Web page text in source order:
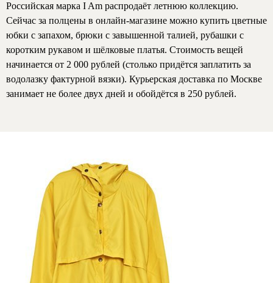
Российская марка I Am распродаёт летнюю коллекцию.
Сейчас за полцены в онлайн-магазине можно купить цветные
юбки с запахом, брюки с завышенной талией, рубашки с
коротким рукавом и шёлковые платья. Стоимость вещей
начинается от 2 000 рублей (столько придётся заплатить за
водолазку фактурной вязки). Курьерская доставка по Москве
занимает не более двух дней и обойдётся в 250 рублей.